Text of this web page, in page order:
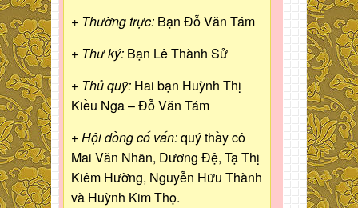
+ Thường trực: Bạn Đỗ Văn Tám
+ Thư ký: Bạn Lê Thành Sử
+ Thủ quỹ: Hai bạn Huỳnh Thị
Kiều Nga – Đỗ Văn Tám
+ Hội đồng cố vấn:quý thầy cô
Mai Văn Nhãn, Dương Đệ, Tạ Thị
Kiêm Hường, Nguyễn Hữu Thành
và Huỳnh Kim Thọ.